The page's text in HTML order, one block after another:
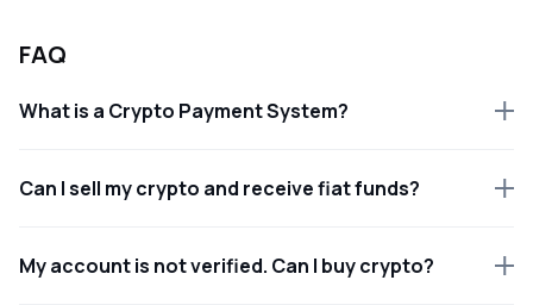
FAQ
What is a Crypto Payment System?
Can I sell my crypto and receive fiat funds?
My account is not verified. Can I buy crypto?